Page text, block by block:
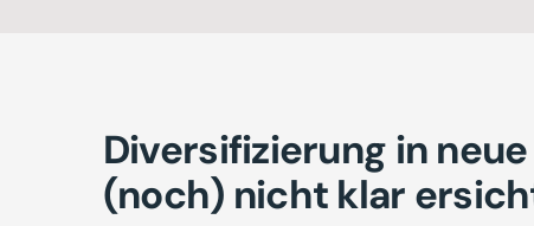
Diversifizierung in
(noch) nicht klar